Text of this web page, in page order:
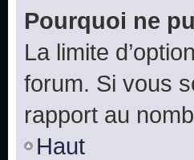
Pourquoi ne
La limite
forum. Si vous
rapport au
Haut